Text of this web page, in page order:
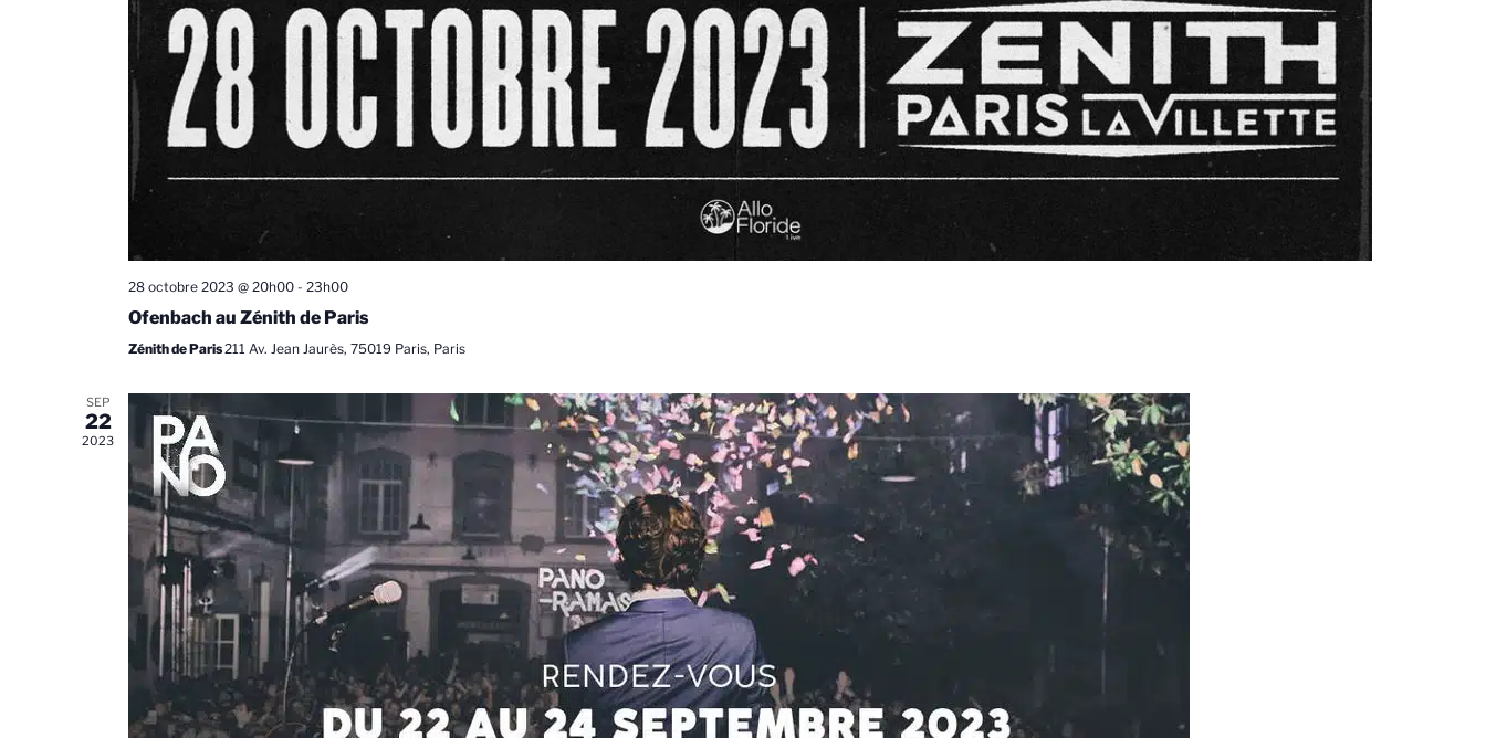
28 octobre 2023 @ 20h00- 23h00
Ofenbach au Zénith de Paris
Zénith de Paris211 Av. Jean Jaurès, 75019 Paris, Paris
SEP
22
2023